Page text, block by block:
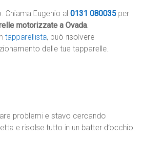
Chiama Eugenio al 0131 080035 per
motorizzate a Ovada.
tapparellista, può risolvere
delle tue tapparelle.
problemi e stavo cercando
e risolse tutto in un batter d’occhio.